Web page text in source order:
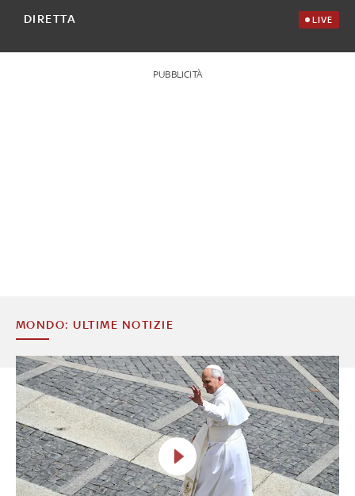
DIRETTA LIVE
PUBBLICITÀ
MONDO: ULTIME NOTIZIE